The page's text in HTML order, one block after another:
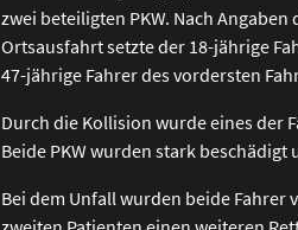
zwei beteiligten PKW. Nach
Ortsausfahrt setzte der 18-jährige
47-jährige Fahrer des vordersten
Durch die Kollision wurde eines der
Beide PKW wurden stark
Bei dem Unfall wurden beide